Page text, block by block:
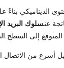
الديناميكي
عنسلوك البريد
المتوقع إلى السطح